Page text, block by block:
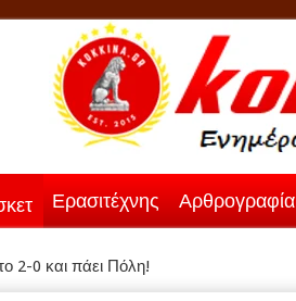
Ερασιτέχνης Αρθρογραφία
2-0 και πάει Πόλη!